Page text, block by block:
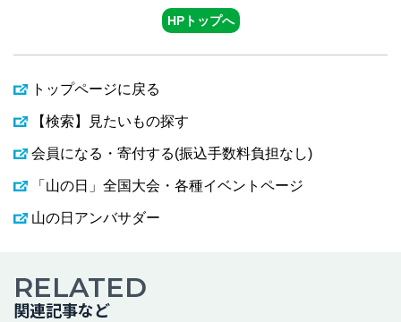
HPトップへ
トップページに戻る
【検索】見たいもの探す
会員になる・寄付する(振込手数料負担なし)
「山の日」全国大会・各種イベントページ
山の日アンバサダー
RELATED
関連記事など